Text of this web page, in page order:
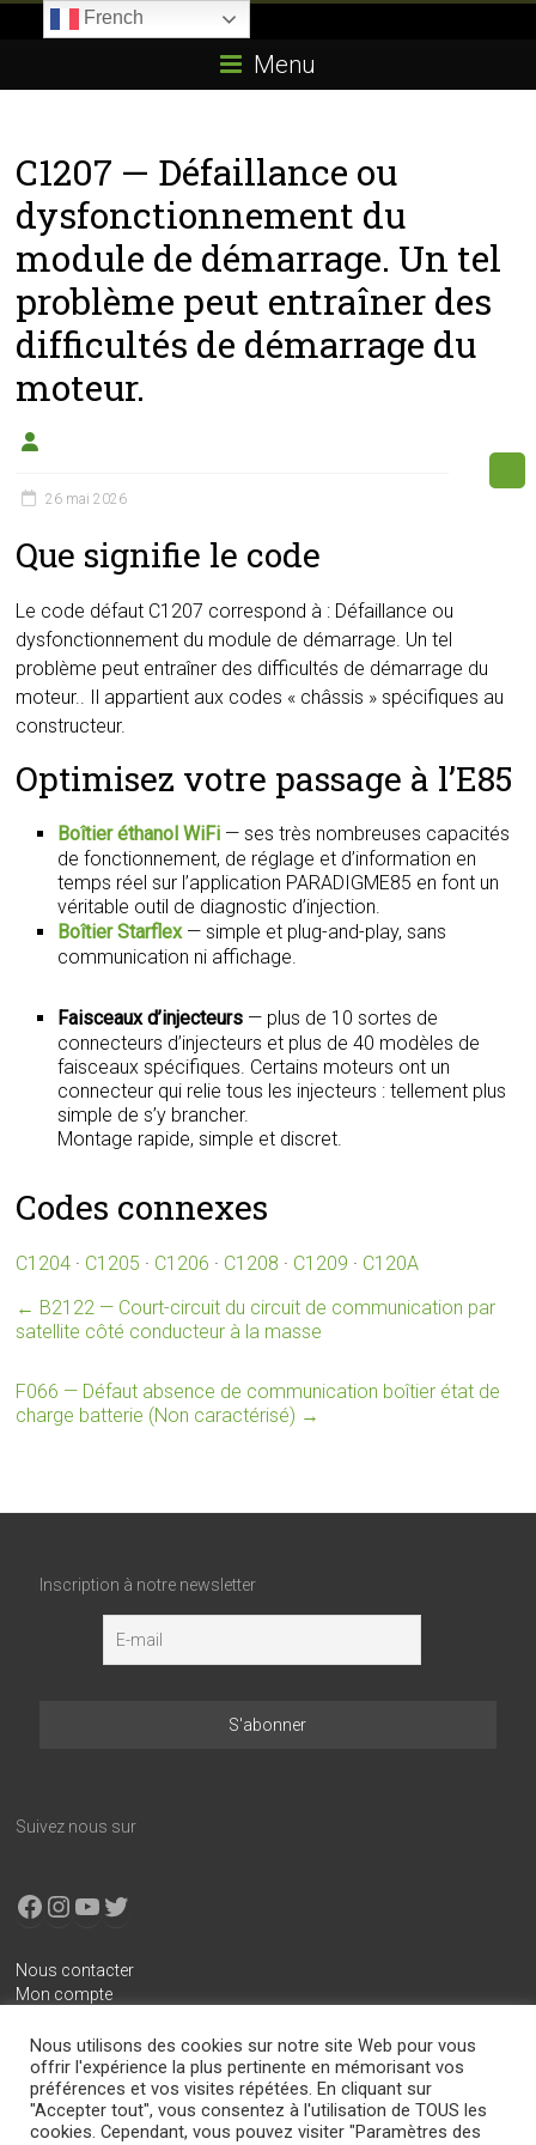
E85.com
passion
du
boîtier
éthanol
Menu
C1207 — Défaillance ou
dysfonctionnement du
module de démarrage. Un tel
problème peut entraîner des
difficultés de démarrage du
moteur.
26 mai 2026
Que signifie le code
Le code défaut C1207 correspond à : Défaillance ou
dysfonctionnement du module de démarrage. Un tel
problème peut entraîner des difficultés de démarrage du
moteur.. Il appartient aux codes « châssis » spécifiques au
constructeur.
Optimisez votre passage à l’E85
Boîtier éthanol WiFi — ses très nombreuses capacités
de fonctionnement, de réglage et d’information en
temps réel sur l’application PARADIGME85 en font un
véritable outil de diagnostic d’injection.
Boîtier Starflex— simple et plug-and-play, sans
communication ni affichage.
Faisceaux d’injecteurs — plus de 10 sortes de
connecteurs d’injecteurs et plus de 40 modèles de
faisceaux spécifiques. Certains moteurs ont un
connecteur qui relie tous les injecteurs : tellement plus
simple de s’y brancher.
Montage rapide, simple et discret.
Codes connexes
C1204 · C1205 · C1206 · C1208 · C1209 · C120A
← B2122 — Court-circuit du circuit de communication par
satellite côté conducteur à la masse
F066 — Défaut absence de communication boîtier état de
charge batterie (Non caractérisé) →
Inscription à notre newsletter
Suivez nous sur
Facebook
Instagram
YouTube
X
Nous contacter
Mon compte
Conditions générales de vente
Mentions légales
Politique de confidentialité
Nous utilisons des cookies sur notre site Web pour vous
offrir l'expérience la plus pertinente en mémorisant vos
préférences et vos visites répétées. En cliquant sur
"Accepter tout", vous consentez à l'utilisation de TOUS les
cookies. Cependant, vous pouvez visiter "Paramètres des
French